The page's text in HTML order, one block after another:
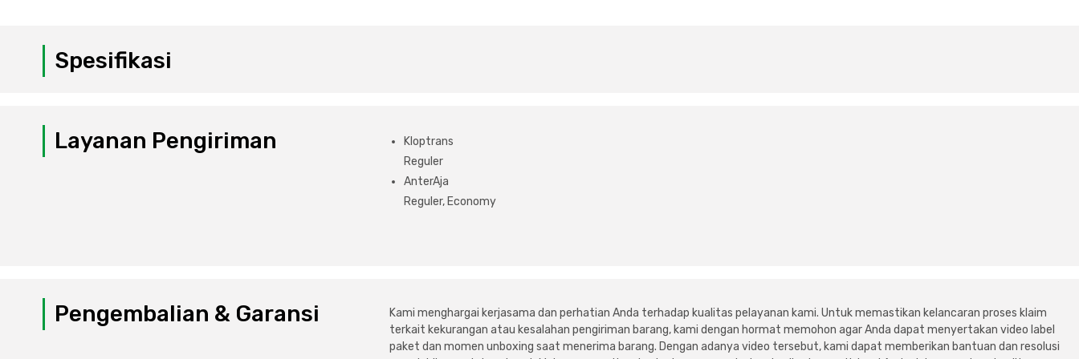
Spesifikasi
Layanan Pengiriman
Kloptrans
Reguler
AnterAja
Reguler, Economy
Pengembalian & Garansi
Kami menghargai kerjasama dan perhatian Anda terhadap kualitas pelayanan kami. Untuk memastikan kelancaran proses klaim
terkait kekurangan atau kesalahan pengiriman barang, kami dengan hormat memohon agar Anda dapat menyertakan video label
paket dan momen unboxing saat menerima barang. Dengan adanya video tersebut, kami dapat memberikan bantuan dan resolusi